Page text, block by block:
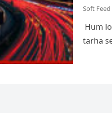
Soft Feed
Hum
tarha